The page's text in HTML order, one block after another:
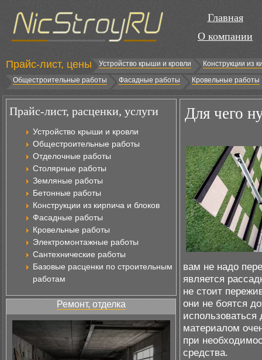
Главная
О компании
Прайс-лист, цены Устройство крыши и кровли
Конструкции из
Общестроительные работы
Фасадные работы Кровельные работы
Прайс-лист, расценки, услуги
Устройство крыши и кровли
Общестроительные работы
Отделочные работы
Столярные работы
Земляные работы
Бетонные работы
Конструкции из кирпича и блоков
Фасадные работы
Кровельные работы
Электромонтажные работы
Сантехнические работы
Базовые расценки по строительным
работам
Ремонт, отделка
Для чего
вам не надо
является
не стоит
они не боятся
материалом
при
средства.